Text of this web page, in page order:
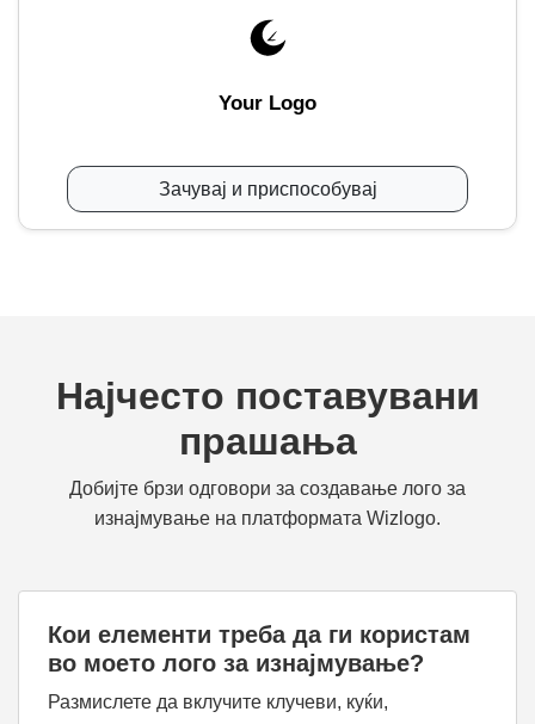
Your Logo
Зачувај и приспособувај
Најчесто поставувани
прашања
Добијте брзи одговори за создавање лого за
изнајмување на платформата Wizlogo.
Кои елементи треба да ги користам
во моето лого за изнајмување?
Размислете да вклучите клучеви, куќи,